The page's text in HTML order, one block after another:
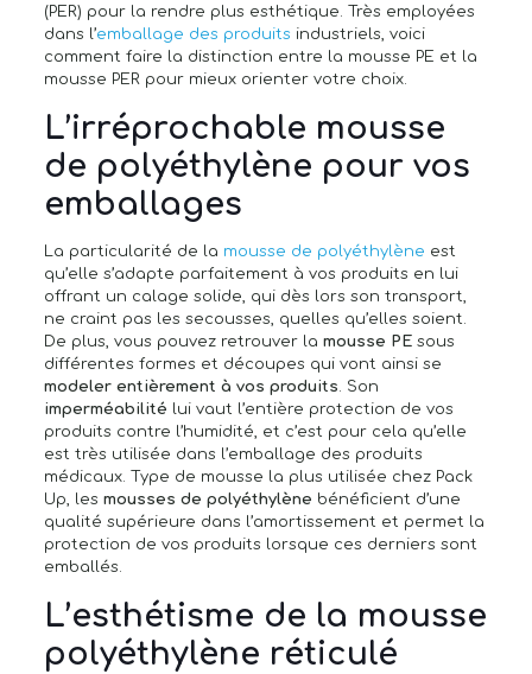
(PER) pour la rendre plus esthétique. Très employées
dans l’emballage des produits industriels, voici
comment faire la distinction entre la mousse PE et la
mousse PER pour mieux orienter votre choix.
L’irréprochable mousse
de polyéthylène pour vos
emballages
La particularité de la mousse de polyéthylène est
qu’elle s’adapte parfaitement à vos produits en lui
offrant un calage solide, qui dès lors son transport,
ne craint pas les secousses, quelles qu’elles soient.
De plus, vous pouvez retrouver la mousse PEsous
différentes formes et découpes qui vont ainsi se
modeler entièrement à vos produits. Son
imperméabilité lui vaut l’entière protection de vos
produits contre l’humidité, et c’est pour cela qu’elle
est très utilisée dans l’emballage des produits
médicaux. Type de mousse la plus utilisée chez Pack
Up, les mousses de polyéthylène bénéficient d’une
qualité supérieure dans l’amortissement et permet la
protection de vos produits lorsque ces derniers sont
emballés.
L’esthétisme de la mousse
polyéthylène réticulé